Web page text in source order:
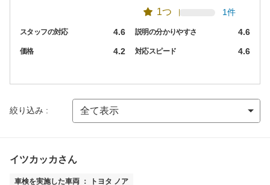
1つ 1件
スタッフの対応 4.6 説明の分かりやすさ 4.6
価格 4.2 対応スピード 4.6
絞り込み :
イツカッカさん
車検を実施した車両 ： トヨタ ノア